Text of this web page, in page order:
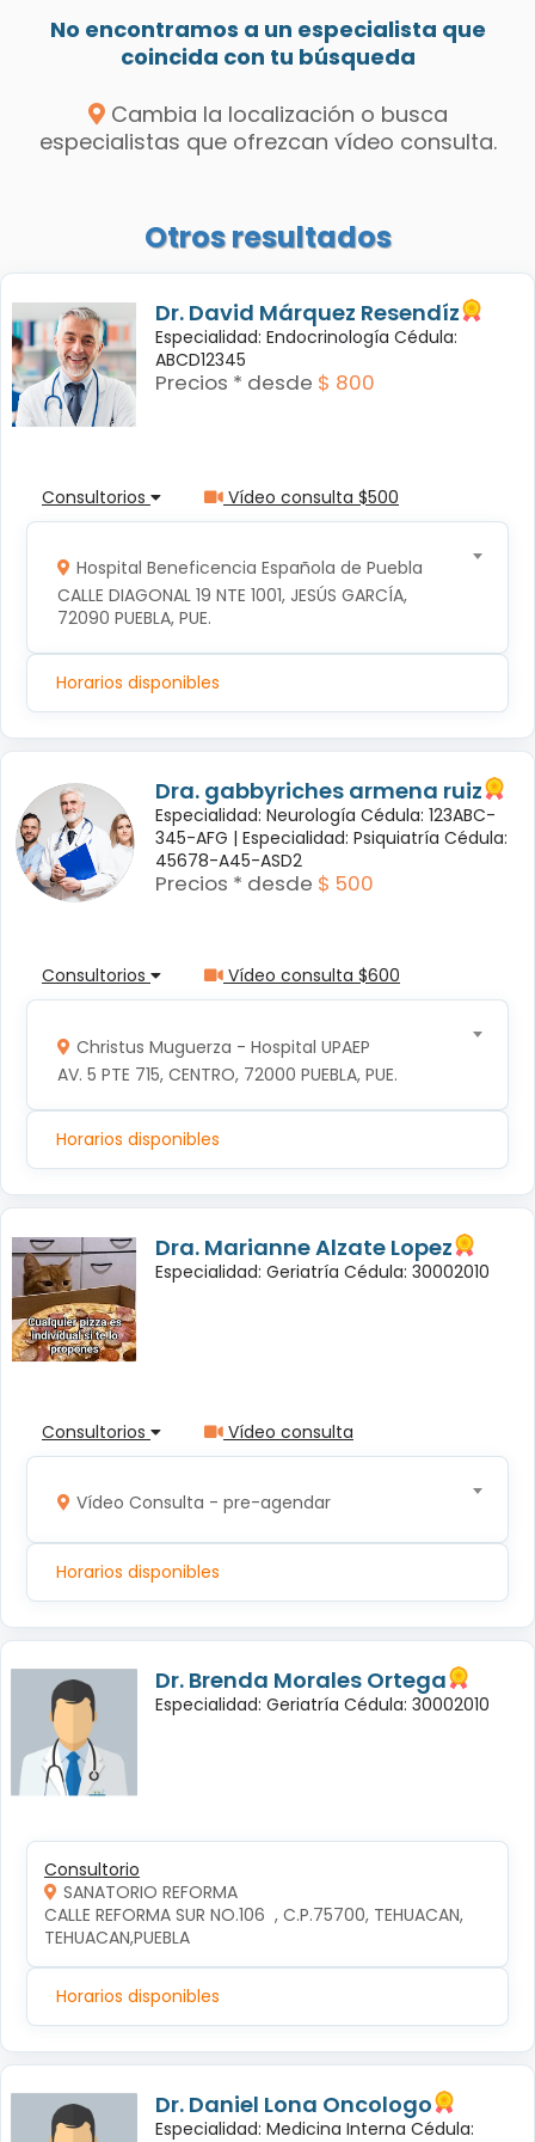
No encontramos a un especialista que
coincida con tu búsqueda
Cambia la localización o busca
especialistas que ofrezcan vídeo consulta.
Otros resultados
Dr. David Márquez Resendíz
Especialidad: Endocrinología Cédula:
ABCD12345
Precios * desde $ 800
Consultorios Vídeo consulta $500
Hospital Beneficencia Española de Puebla
CALLE DIAGONAL 19 NTE 1001, JESÚS GARCÍA,
72090 PUEBLA, PUE.
Horarios disponibles
Dra. gabbyriches armena ruiz
Especialidad: Neurología Cédula: 123ABC-
345-AFG | Especialidad: Psiquiatría Cédula:
45678-A45-ASD2
Precios * desde $ 500
Consultorios Vídeo consulta $600
Christus Muguerza - Hospital UPAEP
AV. 5 PTE 715, CENTRO, 72000 PUEBLA, PUE.
Horarios disponibles
Dra. Marianne Alzate Lopez
Especialidad: Geriatría Cédula: 30002010
Consultorios Vídeo consulta
Vídeo Consulta - pre-agendar
Horarios disponibles
Dr. Brenda Morales Ortega
Especialidad: Geriatría Cédula: 30002010
Consultorio
SANATORIO REFORMA
CALLE REFORMA SUR NO.106  , C.P.75700, TEHUACAN,
TEHUACAN,PUEBLA
Horarios disponibles
Dr. Daniel Lona Oncologo
Especialidad: Medicina Interna Cédula: